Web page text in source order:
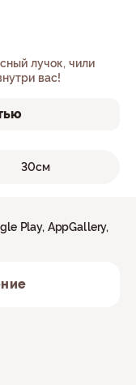
лучок, чили
вас!
30см
Play, AppGallery,